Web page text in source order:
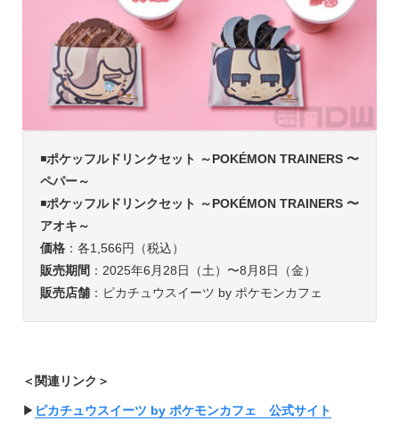
◾️ポケッフルドリンクセット ～POKÉMON TRAINERS 〜
ペパー～
◾️ポケッフルドリンクセット ～POKÉMON TRAINERS 〜
アオキ～
価格：各1,566円（税込）
販売期間 ：2025年6月28日（土）〜8月8日（金）
販売店舗：ピカチュウスイーツ by ポケモンカフェ
＜関連リンク＞
▶︎ ピカチュウスイーツ by ポケモンカフェ 公式サイト